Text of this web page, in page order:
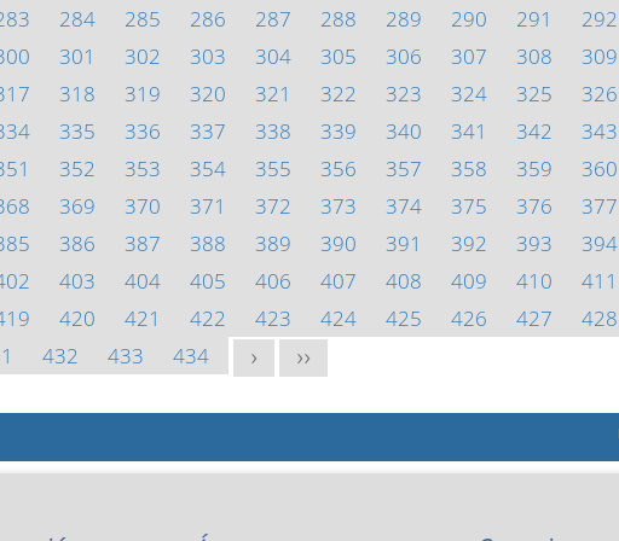
284 285 286 287 288 289 290 291
292
301 302 303 304 305 306 307 308
309
318 319 320 321 322 323 324 325
326
335 336 337 338 339 340 341 342
343
352 353 354 355 356 357 358 359
360
369 370 371 372 373 374 375 376
377
386 387 388 389 390 391 392 393
394
403 404 405 406 407 408 409 410
411
420 421 422 423 424 425 426 427
428
432 433 434 > >>